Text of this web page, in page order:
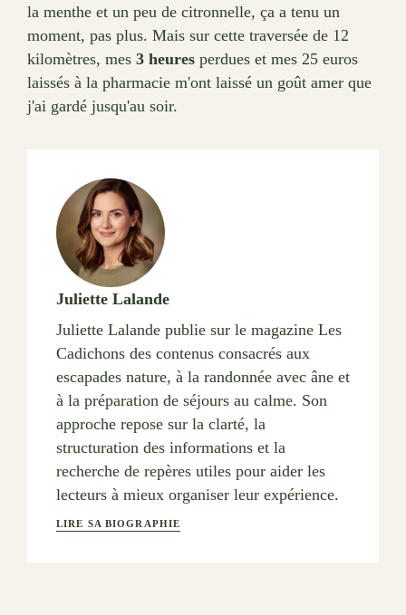
la menthe et un peu de citronnelle, ça a tenu un
moment, pas plus. Mais sur cette traversée de 12
kilomètres, mes 3 heures perdues et mes 25 euros
laissés à la pharmacie m'ont laissé un goût amer que
j'ai gardé jusqu'au soir.
Juliette Lalande
Juliette Lalande publie sur le magazine Les
Cadichons des contenus consacrés aux
escapades nature, à la randonnée avec âne et
à la préparation de séjours au calme. Son
approche repose sur la clarté, la
structuration des informations et la
recherche de repères utiles pour aider les
lecteurs à mieux organiser leur expérience.
LIRE SA BIOGRAPHIE